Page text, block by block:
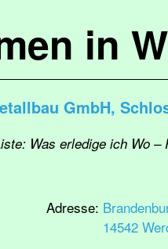
in
GmbH,
Was erledige ich Wo –
Adresse:
14542